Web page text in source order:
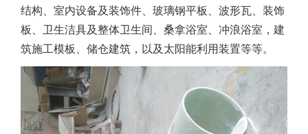
结构、室内设备及装饰件、玻璃钢平板、波形瓦、装饰
板、卫生洁具及整体卫生间、桑拿浴室、冲浪浴室，建
筑施工模板、储仓建筑，以及太阳能利用装置等等。